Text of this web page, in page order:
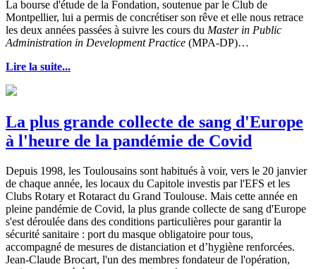
La bourse d'étude de la Fondation, soutenue par le Club de
Montpellier, lui a permis de concrétiser son rêve et elle nous retrace
les deux années passées à suivre les cours du Master in Public
Administration in Development Practice (MPA-DP)…
Lire la suite...
La plus grande collecte de sang d'Europe
à l'heure de la pandémie de Covid
Depuis 1998, les Toulousains sont habitués à voir, vers le 20 janvier
de chaque année, les locaux du Capitole investis par l'EFS et les
Clubs Rotary et Rotaract du Grand Toulouse. Mais cette année en
pleine pandémie de Covid, la plus grande collecte de sang d'Europe
s'est déroulée dans des conditions particulières pour garantir la
sécurité sanitaire : port du masque obligatoire pour tous,
accompagné de mesures de distanciation et d’hygiène renforcées.
Jean-Claude Brocart, l'un des membres fondateur de l'opération,